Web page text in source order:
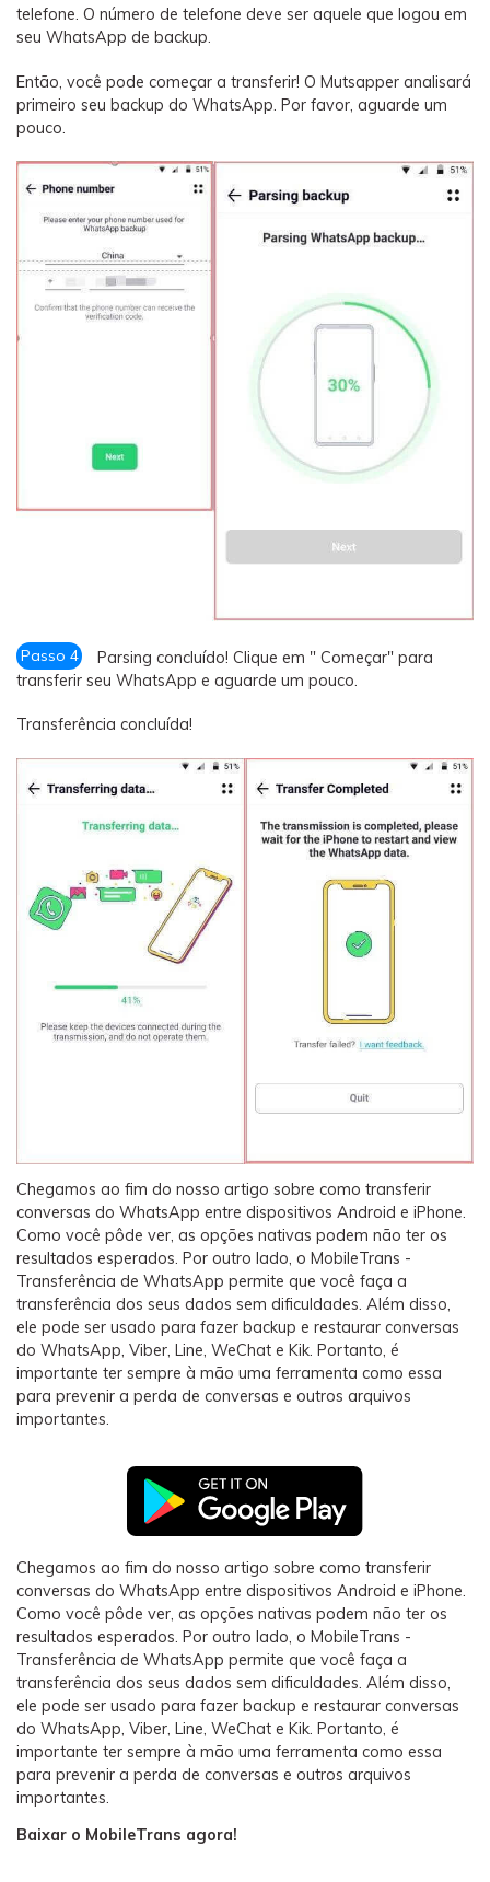
telefone. O número de telefone deve ser aquele que logou em
seu WhatsApp de backup.
Então, você pode começar a transferir! O Mutsapper analisará
primeiro seu backup do WhatsApp. Por favor, aguarde um
pouco.
Passo 4
Parsing concluído! Clique em " Começar" para
transferir seu WhatsApp e aguarde um pouco.
Transferência concluída!
Chegamos ao fim do nosso artigo sobre como transferir
conversas do WhatsApp entre dispositivos Android e iPhone.
Como você pôde ver, as opções nativas podem não ter os
resultados esperados. Por outro lado, o MobileTrans -
Transferência de WhatsApp permite que você faça a
transferência dos seus dados sem dificuldades. Além disso,
ele pode ser usado para fazer backup e restaurar conversas
do WhatsApp, Viber, Line, WeChat e Kik. Portanto, é
importante ter sempre à mão uma ferramenta como essa
para prevenir a perda de conversas e outros arquivos
importantes.
Chegamos ao fim do nosso artigo sobre como transferir
conversas do WhatsApp entre dispositivos Android e iPhone.
Como você pôde ver, as opções nativas podem não ter os
resultados esperados. Por outro lado, o MobileTrans -
Transferência de WhatsApp permite que você faça a
transferência dos seus dados sem dificuldades. Além disso,
ele pode ser usado para fazer backup e restaurar conversas
do WhatsApp, Viber, Line, WeChat e Kik. Portanto, é
importante ter sempre à mão uma ferramenta como essa
para prevenir a perda de conversas e outros arquivos
importantes.
Baixar o MobileTrans agora!